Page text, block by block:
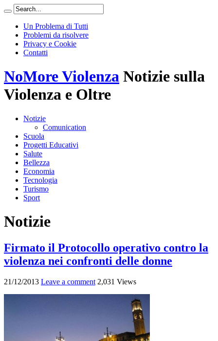
Un Problema di Tutti
Problemi da risolvere
Privacy e Cookie
Contatti
NoMore Violenza Notizie sulla
Violenza e Oltre
Notizie
Comunication
Scuola
Progetti Educativi
Salute
Bellezza
Economia
Tecnologia
Turismo
Sport
Notizie
Firmato il Protocollo operativo contro la
violenza nei confronti delle donne
21/12/2013 Leave a comment 2,031 Views